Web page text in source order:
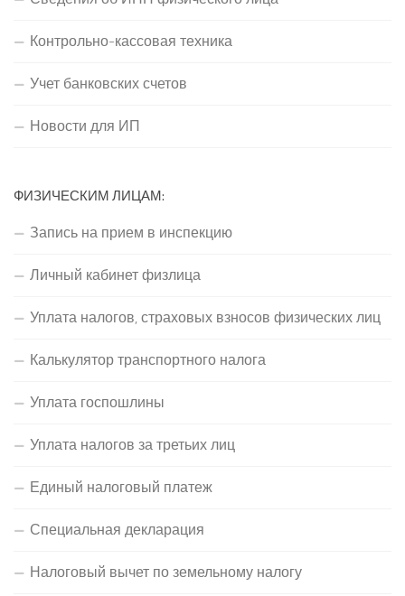
Контрольно-кассовая техника
Учет банковских счетов
Новости для ИП
ФИЗИЧЕСКИМ ЛИЦАМ:
Запись на прием в инспекцию
Личный кабинет физлица
Уплата налогов, страховых взносов физических лиц
Калькулятор транспортного налога
Уплата госпошлины
Уплата налогов за третьих лиц
Единый налоговый платеж
Специальная декларация
Налоговый вычет по земельному налогу